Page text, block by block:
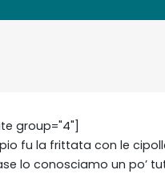
group="4"]
fu la frittata con le
lo conosciamo un po’